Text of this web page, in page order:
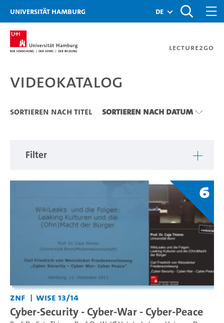
Zu den Filtern
Zur Metanavigation
Zur Hauptnavigation
Zur Suche
Zum Inhalt
Zum Seitenfuss
Universität Hamburg de
Lecture2Go
Videokatalog
Videokatalog
Sortieren nach Titel Sortieren nach Datum
Filter
6
ZNF WiSe 13/14
Cyber-Security - Cyber-War - Cyber-Peace